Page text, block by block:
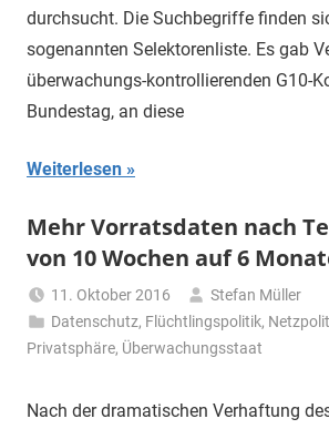
durchsucht. Die Suchbegriffe finden
sogenannten Selektorenliste. Es gab
überwachungs-kontrollierenden G10-
Bundestag, an diese
Weiterlesen
Mehr Vorratsdaten nach
von 10 Wochen auf 6
11. Oktober 2016
Stefan Müller
Datenschutz, Flüchtlingspolitik,
Privatsphäre, Überwachungsstaat
Nach der dramatischen Verhaftung